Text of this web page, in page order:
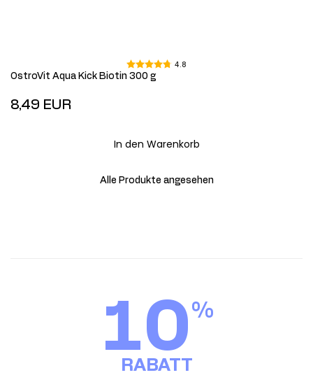
4.8
OstroVit Aqua Kick Biotin 300 g
8,49 EUR
In den Warenkorb
Alle Produkte angesehen
10%
RABATT